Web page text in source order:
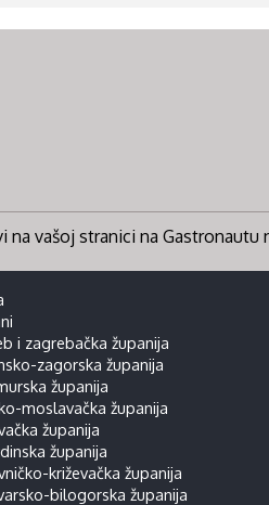
vašoj stranici na
i zagrebačka županija
zagorska županija
županija
moslavačka županija
županija
županija
križevačka županija
bilogorska županija